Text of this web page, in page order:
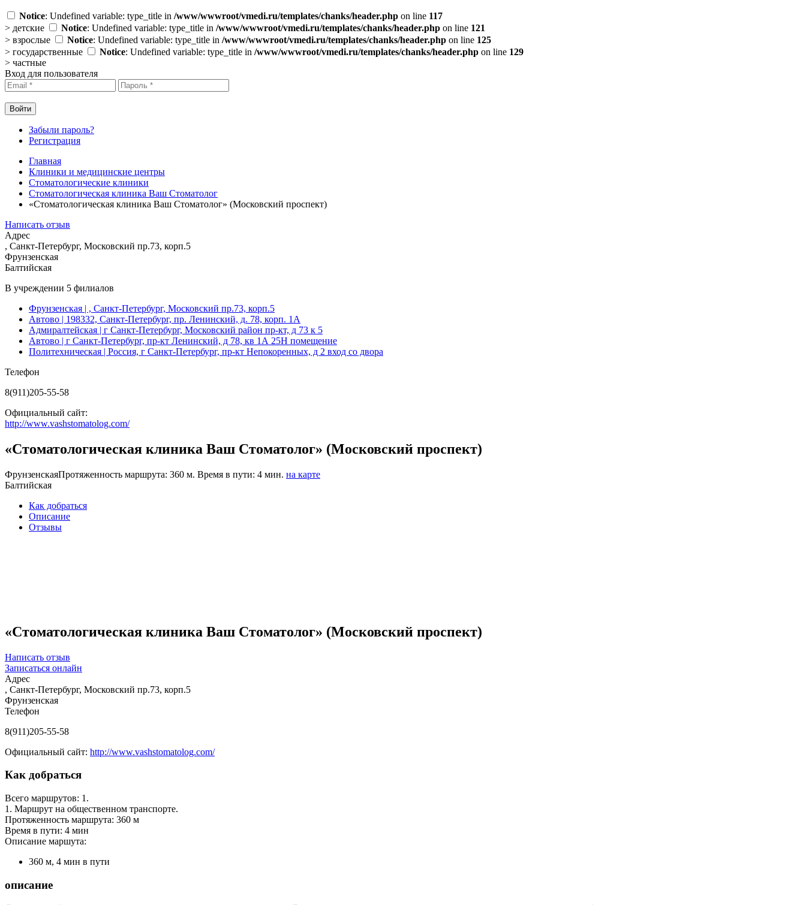
Notice: Undefined variable: type_title in /www/wwwroot/vmedi.ru/templates/chanks/header.php on line 117
> детские Notice: Undefined variable: type_title in /www/wwwroot/vmedi.ru/templates/chanks/header.php on line 121
> взрослые Notice: Undefined variable: type_title in /www/wwwroot/vmedi.ru/templates/chanks/header.php on line 125
> государственные Notice: Undefined variable: type_title in /www/wwwroot/vmedi.ru/templates/chanks/header.php on line 129
> частные
Вход для пользователя
Забыли пароль?
Регистрация
Главная
Клиники и медицинские центры
Стоматологические клиники
Стоматологическая клиника Ваш Стоматолог
«Стоматологическая клиника Ваш Стоматолог» (Московский проспект)
Написать отзыв
Адрес
, Санкт-Петербург, Московский пр.73, корп.5
Фрунзенская
Балтийская
В учреждении 5 филиалов
Фрунзенская | , Санкт-Петербург, Московский пр.73, корп.5
Автово | 198332, Санкт-Петербург, пр. Ленинский, д. 78, корп. 1А
Адмиралтейская | г Санкт-Петербург, Московский район пр-кт, д 73 к 5
Автово | г Санкт-Петербург, пр-кт Ленинский, д 78, кв 1А 25Н помещение
Политехническая | Россия, г Санкт-Петербург, пр-кт Непокоренных, д 2 вход со двора
Телефон
8(911)205-55-58
Официальный сайт:
http://www.vashstomatolog.com/
«Стоматологическая клиника Ваш Стоматолог» (Московский проспект)
ФрунзенскаяПротяженность маршрута: 360 м. Время в пути: 4 мин. на карте
Балтийская
Как добраться
Описание
Отзывы
«Стоматологическая клиника Ваш Стоматолог» (Московский проспект)
Написать отзыв
Записаться онлайн
Адрес
, Санкт-Петербург, Московский пр.73, корп.5
Фрунзенская
Телефон
8(911)205-55-58
Официальный сайт: http://www.vashstomatolog.com/
Как добраться
Всего маршрутов: 1.
1. Маршрут на общественном транспорте.
Протяженность маршрута: 360 м
Время в пути: 4 мин
Описание маршута:
360 м, 4 мин в пути
описание